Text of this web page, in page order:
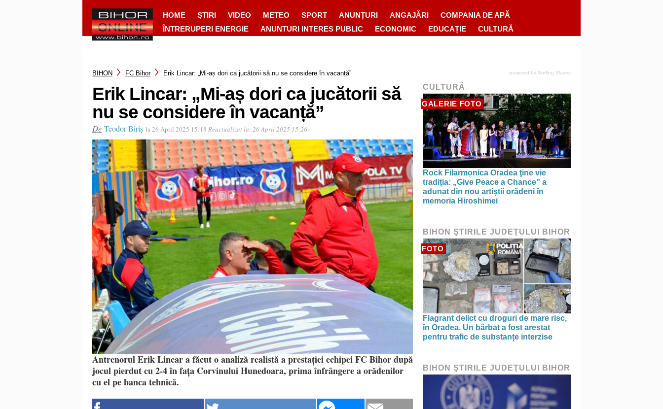
HOME ŞTIRI VIDEO METEO SPORT ANUNȚURI ANGAJĂRI
COMPANIA DE APĂ
ÎNTRERUPERI ENERGIE
ANUNTURI INTERES PUBLIC ECONOMIC EDUCAȚIE CULTURĂ
BIHON FC Bihor Erik Lincar: „Mi-aș dori ca jucătorii să nu se considere în vacanță”
Erik Lincar: „Mi-aș dori ca jucătorii să
nu se considere în vacanță”
De Teodor Biriș la 26 April 2025 15:18 Reactualizat la:26 April 2025 15:26
Antrenorul Erik Lincar a făcut o analiză realistă a prestației echipei FC Bihor după
jocul pierdut cu 2-4 în fața Corvinului Hunedoara, prima înfrângere a orădenilor
cu el pe banca tehnică.
powered by Surfing Waves
CULTURĂ
GALERIE FOTO
Rock Filarmonica Oradea ţine vie
tradiția: „Give Peace a Chance” a
adunat din nou artiștii orădeni în
memoria Hiroshimei
BIHON ŞTIRILE JUDEŢULUI BIHOR
FOTO
Flagrant delict cu droguri de mare risc,
în Oradea. Un bărbat a fost arestat
pentru trafic de substanțe interzise
BIHON ŞTIRILE JUDEŢULUI BIHOR